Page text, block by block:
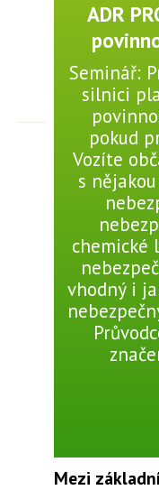
ADR
Seminář:
silnici
pokud
Vozíte
s
chemické
vhodný i
Mezi